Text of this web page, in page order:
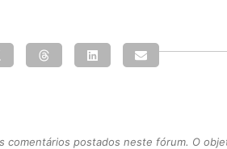
comentários postados neste fórum. O